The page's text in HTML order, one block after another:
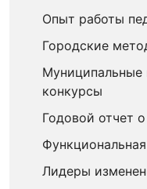
Опыт работы
Городские
Муниципальные
конкурсы
Годовой отчет
Лидеры